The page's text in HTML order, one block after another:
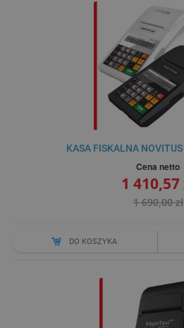
KASA FISKALNA
Cena netto
1 410,57
1 690,00 zł
DO KOSZYKA